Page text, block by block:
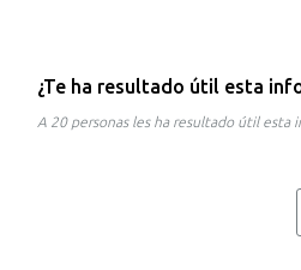
¿Te ha resultado útil esta
A 20 personas les ha resultado útil esta